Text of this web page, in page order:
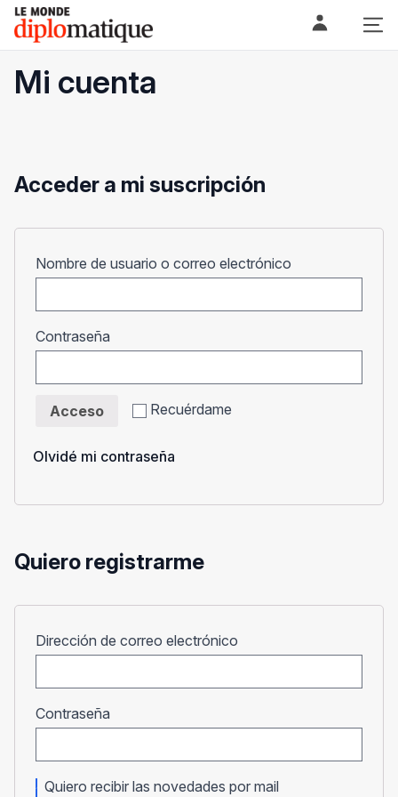
Skip
content
Le monde diplomatique
Mi cuenta
Acceder a mi suscripción
Nombre de usuario o correo electrónico
Contraseña
Recuérdame
Acceso
Olvidé mi contraseña
Quiero registrarme
Dirección de correo electrónico
Contraseña
Quiero recibir las novedades por mail